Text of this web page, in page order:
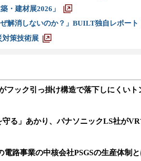
・建材展2026」
解消しないのか？」BUILT独自レポート
対策技術展
フック引っ掛け構造で落下しにくい
守る」あかり、パナソニックLS社が
電路事業の中核会社PSGSの生産体制と